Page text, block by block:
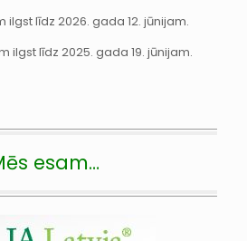
ilgst līdz 2026. gada 12. jūnijam.
ilgst līdz 2025. gada 19. jūnijam.
esam…